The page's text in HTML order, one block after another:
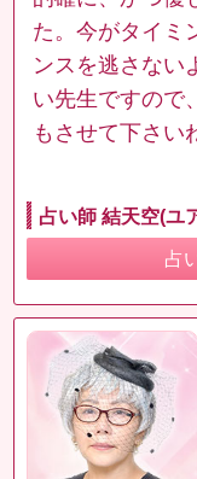
た。今がタイミ
ンスを逃さない
い先生ですので
もさせて下さい
占い師 結天空(ユ
占